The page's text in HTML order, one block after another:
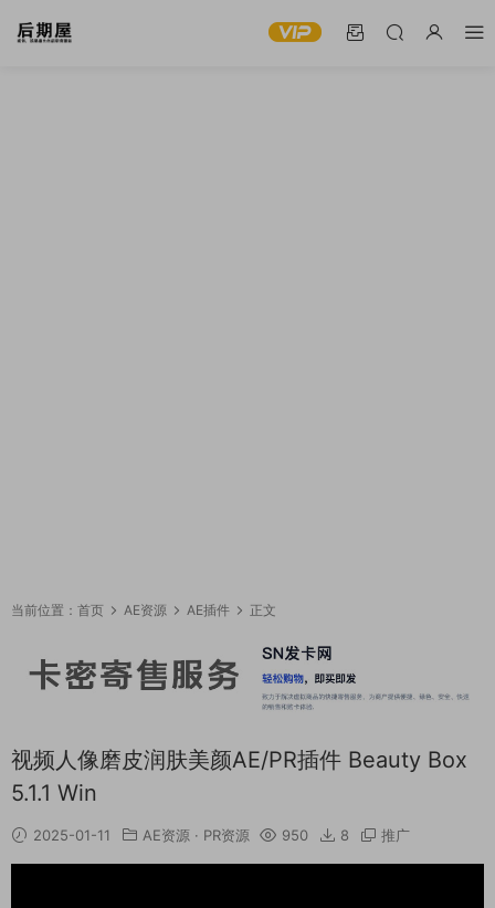
当前位置： 首页 AE资源 AE插件 正文
视频人像磨皮润肤美颜AE/PR插件 Beauty Box
5.1.1 Win
2025-01-11 AE资源 · PR资源 950 8 推广